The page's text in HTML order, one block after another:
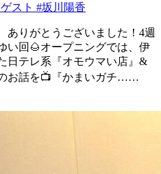
スト #坂川陽香
ありがとうございました！4週
い回🌰オープニングでは、伊
日テレ系『オモウマい店』&
お話を📺『かまいガチ……